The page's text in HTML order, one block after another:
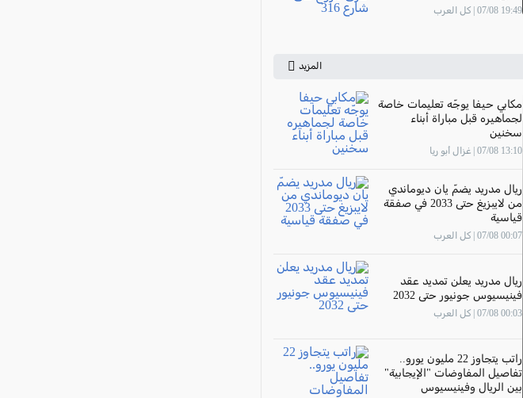
19:49 07/08 | كل العرب
المزيد
مكابي حيفا يوجّه تعليمات خاصة
لجماهيره قبل مباراة أبناء
سخنين
13:10 07/08 | غزال أبو ريا
ريال مدريد يضمّ يان ديوماندي
من لايبزيغ حتى 2033 في صفقة
قياسية
00:07 07/08 | كل العرب
ريال مدريد يعلن تمديد عقد
فينيسيوس جونيور حتى 2032
00:03 07/08 | كل العرب
راتب يتجاوز 22 مليون يورو..
تفاصيل المفاوضات "الإيجابية"
بين الريال وفينيسيوس